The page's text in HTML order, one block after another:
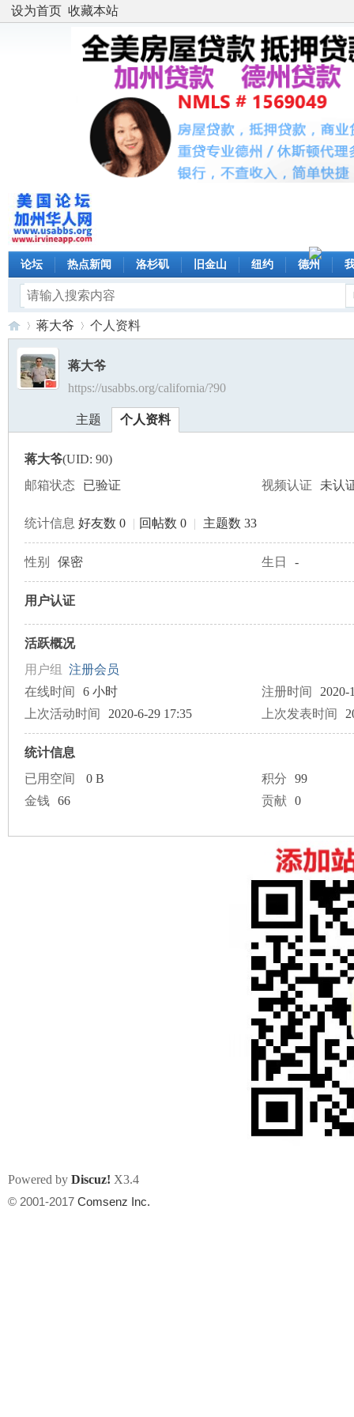
设为首页 收藏本站
论坛 热点新闻 洛杉矶 旧金山 纽约 德州
美
州
›
蒋大爷
›
个人资料
蒋大爷
https://usabbs.org/california/?90
主题 个人资料
蒋大爷(UID: 90)
邮箱状态
已验证 视频认证 未认
统计信息 好友数 0 | 回帖数 0 | 主题数 33
性别 保密 生日 -
用户认证
活跃概况
用户组 注册会员
在线时间
6 小时 注册时间
2020-
上次活动时间
2020-6-29 17:35 上次发表时间
统计信息
已用空间
0 B 积分
99
金钱
66 贡献 0
Powered by Discuz! X3.4
© 2001-2017 Comsenz Inc.